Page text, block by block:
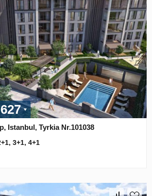
Istanbul, Tyrkia Nr.101038
3+1, 4+1